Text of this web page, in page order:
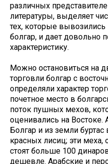
различных
литературы, выделяет
тех, которые вывозились
болгар, и дает довольно
характеристику.
Можно остановиться на
торговли болгар с
определяли характер
почетное место в
поток пушных мехов,
оценивались на Востоке.
Болгар и из земли
красных лисиц; эти меха,
стоят больше 100
дешевле. Арабские и